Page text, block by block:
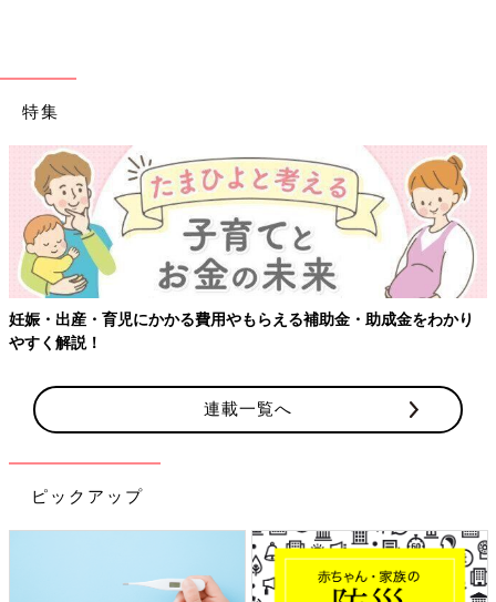
特集
妊娠・出産・育児にかかる費用やもらえる補助金・助成金をわかり
やすく解説！
連載一覧へ
ピックアップ